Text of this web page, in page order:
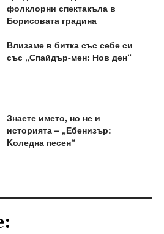
фолклорни спектакъла в
Борисовата градина
Влизаме в битка със себе си
със „Спайдър-мен: Нов ден“
Знаете името, но не и
историята – „Ебенизър:
Kоледна песен“